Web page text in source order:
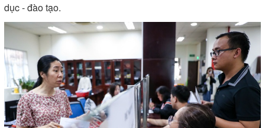
dục - đào tạo.